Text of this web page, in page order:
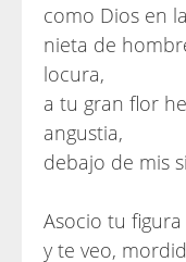
como Dios en
nieta de
locura,
a tu gran flor
angustia,
debajo de mis
Asocio tu
y te veo,